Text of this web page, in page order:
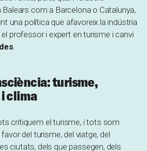
com a Barcelona o Catalunya,
una política que afavoreix la indústria
el professor i expert en turisme i canvi
.
turisme,
clima
critiquem el turisme, i tots som
del turisme, del viatge, del
ciutats, dels que passegen, dels